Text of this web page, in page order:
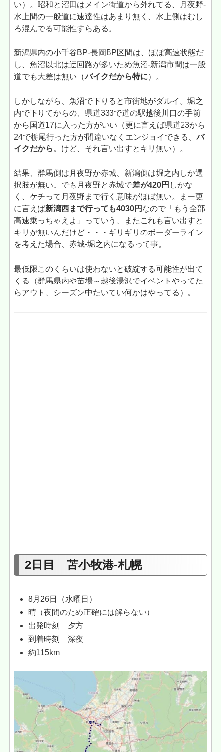
い）。昭和と沼田はメイン街道から外れてる、月夜野-
水上間の一般道に速達性はあまり無く、水上側はむし
ろ混んでる可能性すらある。
新潟県内の小千谷BP-長岡BP区間は、ほぼ高速状態だ
し、魚沼以北は迂回路が多いため魚沼-新潟市間は一般
道でも大差は無い（バイクだから特に）。
しかしながら、魚沼で下りると市街地がダルイ。堀之
内で下りてからの、県道333で道の駅越後川口の手前
から国道17に入った方がいい（更に言えば県道23から
24で栃尾行った方が間違いなくエンジョイできる、バ
イクだから 。けど、それ言い出すとキリ無い）。
結果、群馬側は月夜野か赤城、新潟側は堀之内しか選
択肢が無い。でも月夜野と赤城で差が420円 しかな
く、ケチって月夜野まで行く意味がほぼ無い。まー更
に言えば新潟西まで行っても4030円 なので「もう全部
高速乗っちゃえよ」っていう、またこれも言い出すと
キリが無いんだけど・・・ギリギリのボーダーライン
を考えた場合、赤城-堀之内になるって事。
最低限このくらいは使わないと破綻する可能性が出て
くる（群馬県内や苗場～越後湯沢でイベントやってた
らアウト、シーズン中たいてい何かはやってる）。
2日目 苫小牧港-札幌
8月26日（水曜日）
晴（夜間のため正確には解らない）
出発時刻 夕方
到着時刻 深夜
約115km